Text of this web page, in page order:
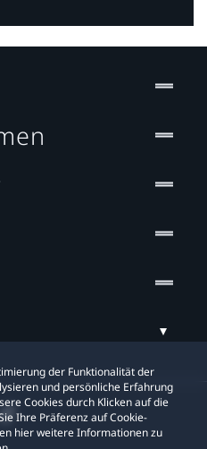
der Funktionalität der
und persönliche Erfahrung
Cookies durch Klicken auf die
Ihre Präferenz auf Cookie-
hier weitere Informationen zu